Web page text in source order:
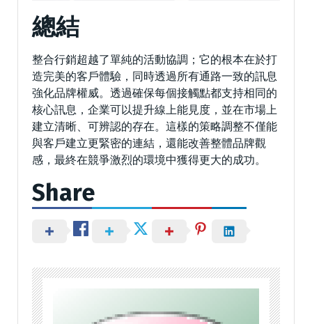
總結
整合行銷超越了單純的活動協調；它的根本在於打
造完美的客戶體驗，同時透過所有通路一致的訊息
強化品牌權威。透過確保每個接觸點都支持相同的
核心訊息，企業可以提升線上能見度，並在市場上
建立清晰、可辨認的存在。這樣的策略調整不僅能
與客戶建立更緊密的連結，還能改善整體品牌觀
感，最終在競爭激烈的環境中獲得更大的成功。
Share